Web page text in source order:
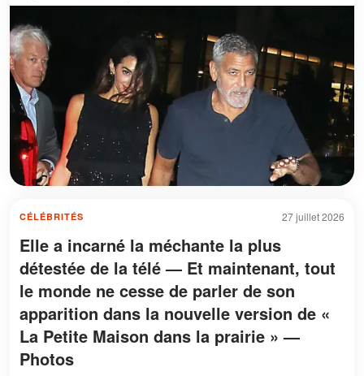
27 juillet 2026
CÉLÉBRITÉS
Elle a incarné la méchante la plus
détestée de la télé — Et maintenant, tout
le monde ne cesse de parler de son
apparition dans la nouvelle version de «
La Petite Maison dans la prairie » —
Photos